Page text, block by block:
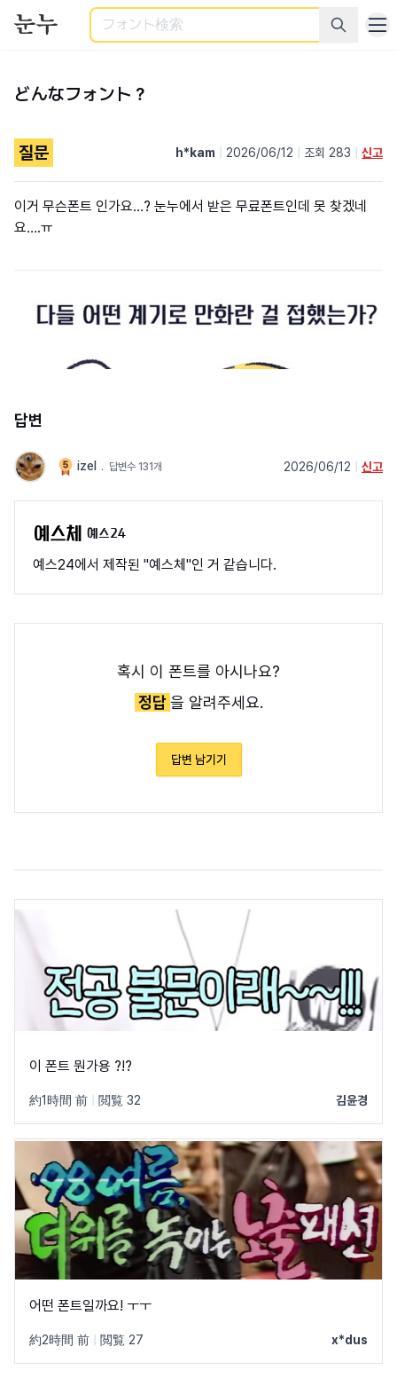
検索
どんなフォント？
질문 h*kam 2026/06/12 조회 283 신고
이거 무슨폰트 인가요…? 눈누에서 받은 무료폰트인데 못 찾겠네
요….ㅠ
답변
izel ﹒ 답변수 131개 2026/06/12 신고
예스24
예스24에서 제작된 "예스체"인 거 같습니다.
혹시 이 폰트를 아시나요?
정답을 알려주세요.
답변 남기기
이 폰트 뭔가용 ?!?
約1時間 前 閲覧 32 김윤경
어떤 폰트일까요! ㅜㅜ
約2時間 前 閲覧 27 x*dus